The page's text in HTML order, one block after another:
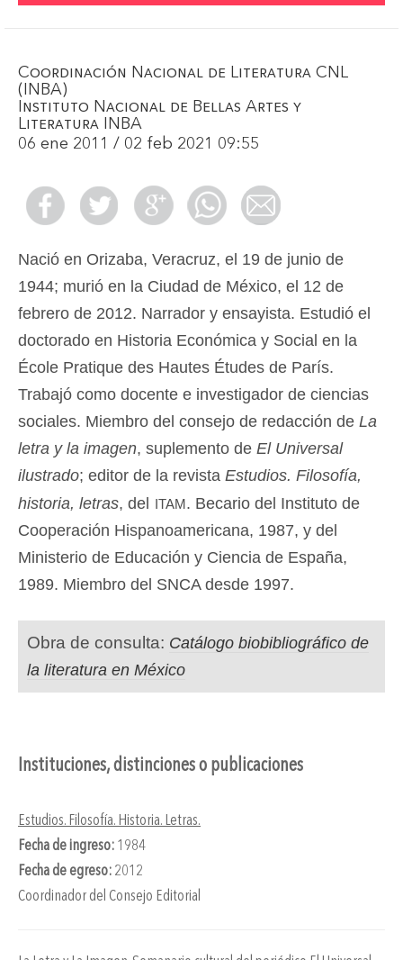
Coordinación Nacional de Literatura CNL
(INBA)
Instituto Nacional de Bellas Artes y
Literatura INBA
06 ene 2011 / 02 feb 2021 09:55
Nació en Orizaba, Veracruz, el 19 de junio de
1944; murió en la Ciudad de México, el 12 de
febrero de 2012. Narrador y ensayista. Estudió el
doctorado en Historia Económica y Social en la
École Pratique des Hautes Études de París.
Trabajó como docente e investigador de ciencias
sociales. Miembro del consejo de redacción de La
letra y la imagen, suplemento de El Universal
ilustrado; editor de la revista Estudios. Filosofía,
historia, letras, del itam. Becario del Instituto de
Cooperación Hispanoamericana, 1987, y del
Ministerio de Educación y Ciencia de España,
1989. Miembro del SNCA desde 1997.
Obra de consulta: Catálogo biobibliográfico de
la literatura en México
Instituciones, distinciones o publicaciones
Estudios. Filosofía. Historia. Letras.
Fecha de ingreso: 1984
Fecha de egreso: 2012
Coordinador del Consejo Editorial